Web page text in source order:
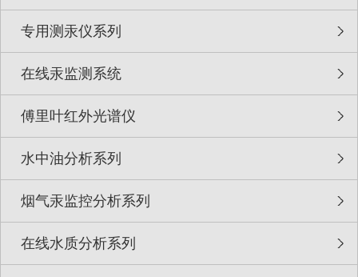
专用测汞仪系列
在线汞监测系统
傅里叶红外光谱仪
水中油分析系列
烟气汞监控分析系列
在线水质分析系列